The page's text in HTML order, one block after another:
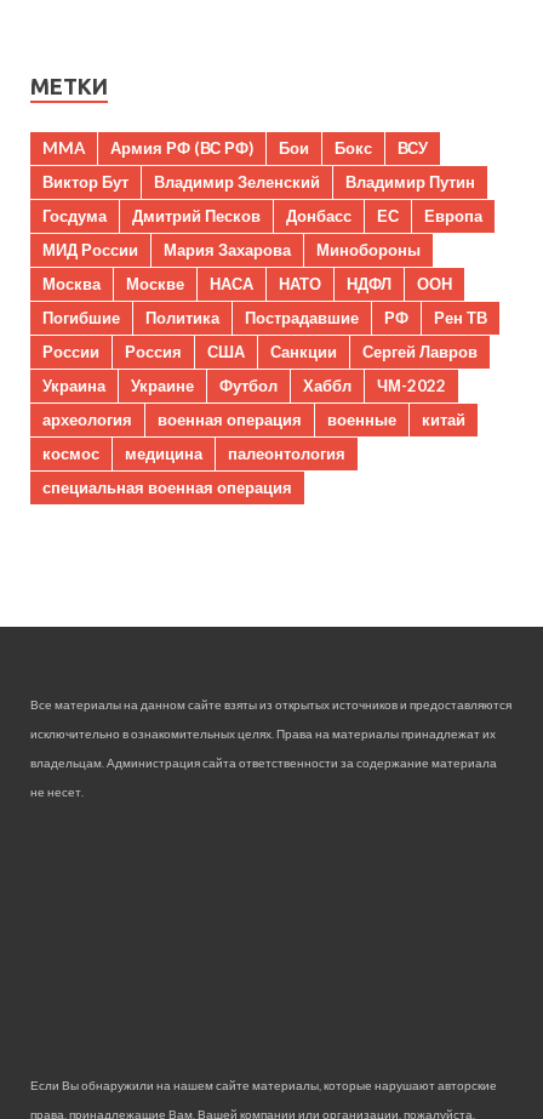
МЕТКИ
MMA Армия РФ (ВС РФ) Бои Бокс
ВСУ
Виктор Бут
Владимир Зеленский
Владимир Путин
Госдума
Дмитрий Песков Донбасс ЕС
Европа
МИД России
Мария Захарова
Минобороны
Москва
Москве НАСА НАТО НДФЛ
ООН
Погибшие
Политика Пострадавшие РФ
Рен ТВ
России
Россия США Санкции
Сергей Лавров
Украина
Украине Футбол Хаббл
ЧМ-2022
археология
военная операция военные
китай
космос
медицина
палеонтология
специальная военная операция
Все материалы на данном сайте взяты из открытых источников и предоставляются
исключительно в ознакомительных целях. Права на материалы принадлежат их
владельцам. Администрация сайта ответственности за содержание материала
не несет.
Если Вы обнаружили на нашем сайте материалы, которые нарушают авторские
права, принадлежащие Вам, Вашей компании или организации, пожалуйста,